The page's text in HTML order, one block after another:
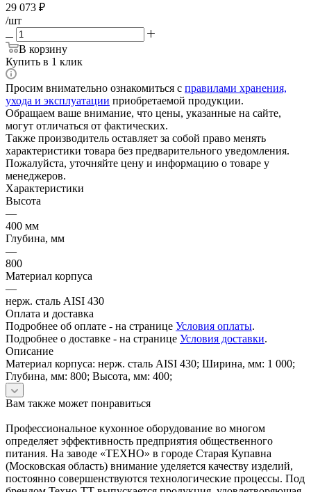
29 073 ₽
/шт
В корзину
Купить в 1 клик
Просим внимательно ознакомиться с правилами хранения,
ухода и эксплуатации приобретаемой продукции.
Обращаем ваше внимание, что цены, указанные на сайте,
могут отличаться от фактических.
Также производитель оставляет за собой право менять
характеристики товара без предварительного уведомления.
Пожалуйста, уточняйте цену и информацию о товаре у
менеджеров.
Характеристики
Высота
—
400 мм
Глубина, мм
—
800
Материал корпуса
—
нерж. сталь AISI 430
Оплата и доставка
Подробнее об оплате - на странице Условия оплаты.
Подробнее о доставке - на странице Условия доставки.
Описание
Материал корпуса: нерж. сталь AISI 430; Ширина, мм: 1 000;
Глубина, мм: 800; Высота, мм: 400;
Вам также может понравиться
Профессиональное кухонное оборудование во многом
определяет эффективность предприятия общественного
питания. На заводе «ТЕХНО» в городе Старая Купавна
(Московская область) внимание уделяется качеству изделий,
постоянно совершенствуются технологические процессы. Под